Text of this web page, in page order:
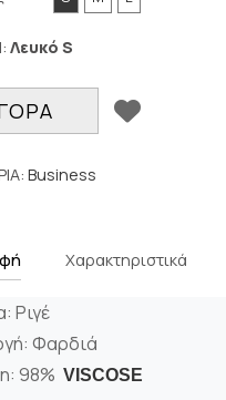
Λευκό S
Business
Χαρακτηριστικά
Ριγέ
Φαρδιά
98% VISCOSE